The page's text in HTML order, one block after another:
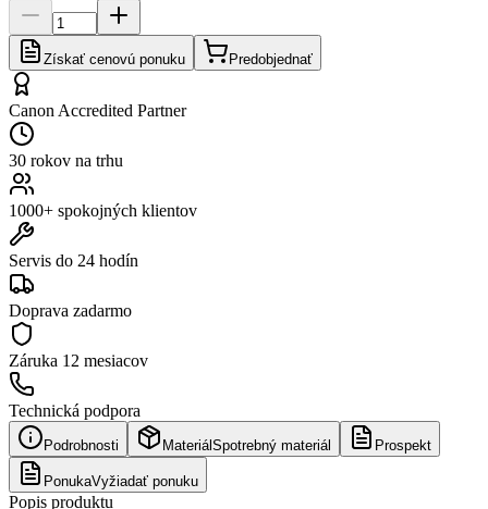
Získať cenovú ponuku Predobjednať
Canon Accredited Partner
30 rokov na trhu
1000+ spokojných klientov
Servis do 24 hodín
Doprava zadarmo
Záruka 12 mesiacov
Technická podpora
Podrobnosti Materiál Spotrebný materiál Prospekt
PonukaVyžiadať ponuku
Popis produktu